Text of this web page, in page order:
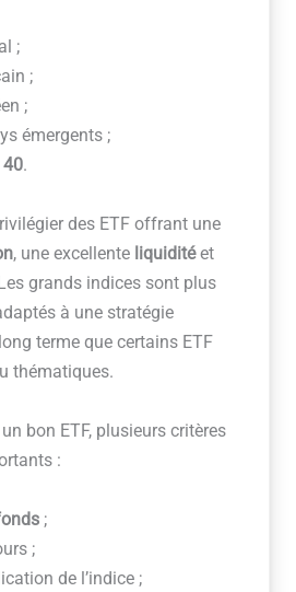
;
;
;
émergents ;
40.
des ETF offrant une
, une excellente liquiditéet
grands indices sont plus
à une stratégie
terme que certains ETF
thématiques.
bon ETF, plusieurs critères
:
;
;
de l’indice ;